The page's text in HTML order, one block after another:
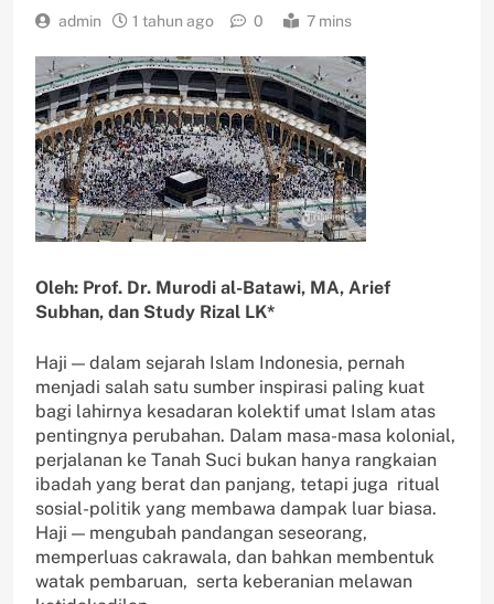
admin 1 tahun ago 0 7 mins
Oleh: Prof. Dr. Murodi al-Batawi, MA, Arief
Subhan, dan Study Rizal LK*
Haji — dalam sejarah Islam Indonesia, pernah
menjadi salah satu sumber inspirasi paling kuat
bagi lahirnya kesadaran kolektif umat Islam atas
pentingnya perubahan. Dalam masa-masa kolonial,
perjalanan ke Tanah Suci bukan hanya rangkaian
ibadah yang berat dan panjang, tetapi juga ritual
sosial-politik yang membawa dampak luar biasa.
Haji — mengubah pandangan seseorang,
memperluas cakrawala, dan bahkan membentuk
watak pembaruan, serta keberanian melawan